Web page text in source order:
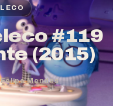
#119
(2015)
Mendes